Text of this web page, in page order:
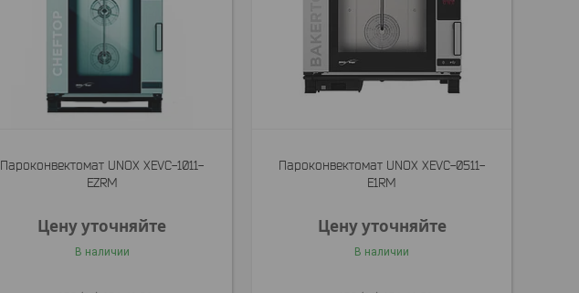
Пароконвектомат UNOX XEVC-1011-
EZRM
Цену уточняйте
В наличии
Пароконвектомат UNOX XEVC-0511-
E1RM
Цену уточняйте
В наличии